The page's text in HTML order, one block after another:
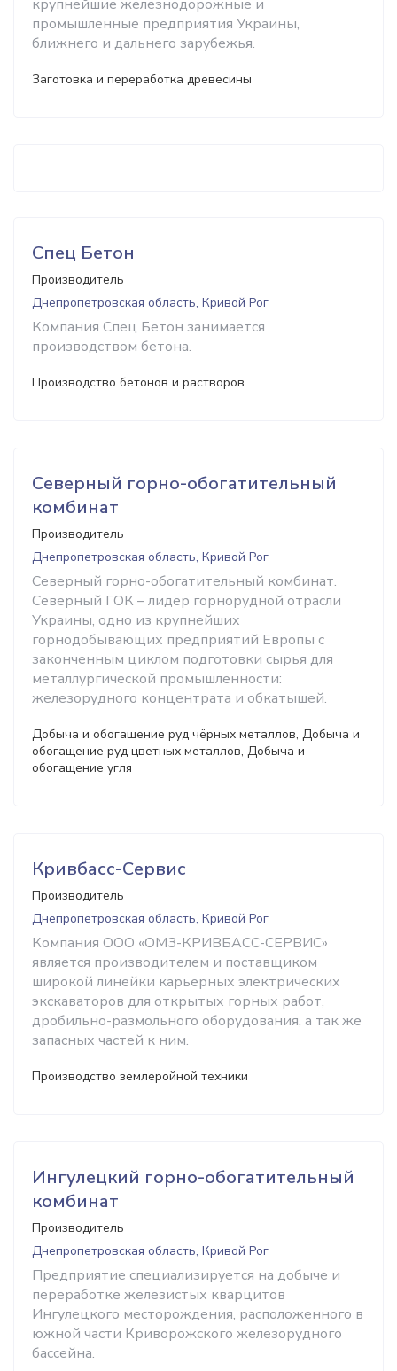
крупнейшие железнодорожные и
промышленные предприятия Украины,
ближнего и дальнего зарубежья.
Заготовка и переработка древесины
Спец Бетон
Производитель
Днепропетровская область, Кривой Рог
Компания Спец Бетон занимается
производством бетона.
Производство бетонов и растворов
Северный горно-обогатительный
комбинат
Производитель
Днепропетровская область, Кривой Рог
Северный горно-обогатительный комбинат.
Северный ГОК – лидер горнорудной отрасли
Украины, одно из крупнейших
горнодобывающих предприятий Европы с
законченным циклом подготовки сырья для
металлургической промышленности:
железорудного концентрата и обкатышей.
Добыча и обогащение руд чёрных металлов, Добыча и
обогащение руд цветных металлов, Добыча и
обогащение угля
Кривбасс-Сервис
Производитель
Днепропетровская область, Кривой Рог
Компания ООО «ОМЗ-КРИВБАСС-СЕРВИС»
является производителем и поставщиком
широкой линейки карьерных электрических
экскаваторов для открытых горных работ,
дробильно-размольного оборудования, а так же
запасных частей к ним.
Производство землеройной техники
Ингулецкий горно-обогатительный
комбинат
Производитель
Днепропетровская область, Кривой Рог
Предприятие специализируется на добыче и
переработке железистых кварцитов
Ингулецкого месторождения, расположенного в
южной части Криворожского железорудного
бассейна.